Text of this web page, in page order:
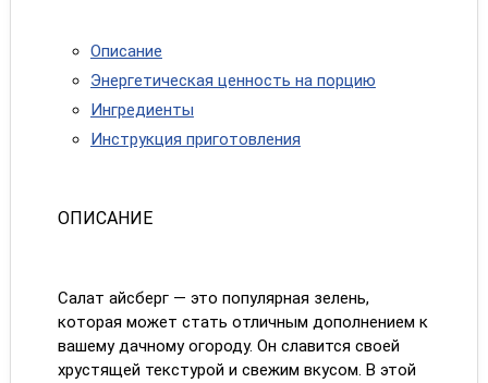
Описание
Энергетическая ценность на порцию
Ингредиенты
Инструкция приготовления
ОПИСАНИЕ
Салат айсберг — это популярная зелень,
которая может стать отличным дополнением к
вашему дачному огороду. Он славится своей
хрустящей текстурой и свежим вкусом. В этой